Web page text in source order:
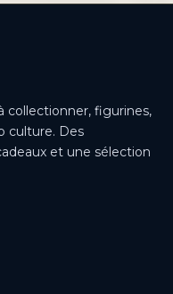
collectionner, figurines,
culture. Des
et une sélection